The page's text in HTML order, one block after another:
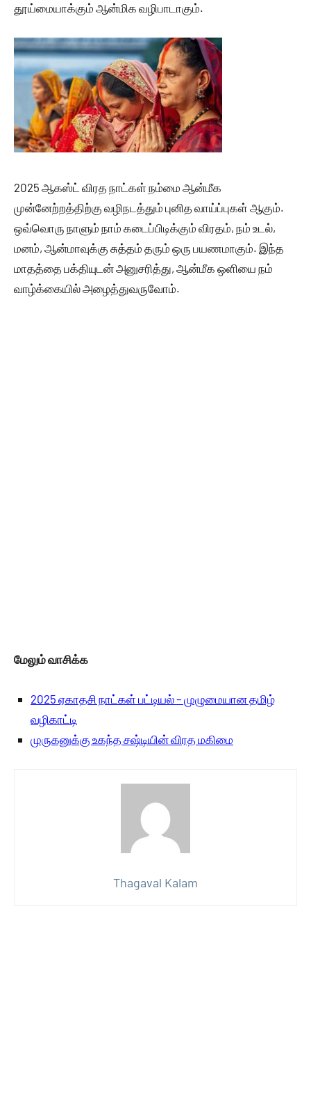
தூய்மையாக்கும் ஆன்மிக வழிபாடாகும்.
2025 ஆகஸ்ட் விரத நாட்கள் நம்மை ஆன்மீக
முன்னேற்றத்திற்கு வழிநடத்தும் புனித வாய்ப்புகள் ஆகும்.
ஒவ்வொரு நாளும் நாம் கடைப்பிடிக்கும் விரதம், நம் உடல்,
மனம், ஆன்மாவுக்கு சுத்தம் தரும் ஒரு பயணமாகும். இந்த
மாதத்தை பக்தியுடன் அனுசரித்து, ஆன்மீக ஒளியை நம்
வாழ்க்கையில் அழைத்துவருவோம்.
மேலும் வாசிக்க
2025 ஏகாதசி நாட்கள் பட்டியல் – முழுமையான தமிழ்
வழிகாட்டி
முருகனுக்கு உகந்த சஷ்டியின் விரத மகிமை
Thagaval Kalam